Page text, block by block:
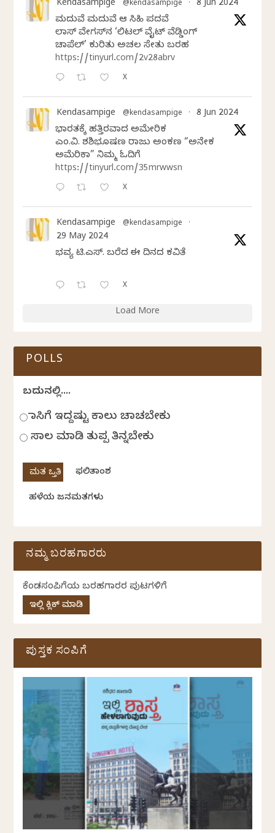
Kendasampige @kendasampige · 8 Jun 2024
ಮದುವೆ ಮದುವೆ ಆ ಸಿಹಿ ಪದವೆ
ಲಾಸ್‌ ವೇಗಸ್‌ನ ‘ಲಿಟಲ್ ವೈಟ್ ವೆಡ್ಡಿಂಗ್
ಚಾಪೆಲ್’ ಕುರಿತು ಅಚಲ ಸೇತು ಬರಹ
https://tinyurl.com/2v28abrv
X
Kendasampige @kendasampige · 8 Jun 2024
ಭಾರತಕ್ಕೆ ಹತ್ತಿರವಾದ ಅಮೇರಿಕ
ಎಂ.ವಿ. ಶಶಿಭೂಷಣ ರಾಜು ಅಂಕಣ “ಅನೇಕ
ಅಮೆರಿಕಾ” ನಿಮ್ಮ ಓದಿಗೆ
https://tinyurl.com/35mrwwsn
X
Kendasampige @kendasampige ·
29 May 2024
ಭವ್ಯ ಟಿ.ಎಸ್. ಬರೆದ ಈ ದಿನದ ಕವಿತೆ
X
Load More
POLLS
ಬದುಕಿನಲ್ಲಿ....
ಹಾಸಿಗೆ ಇದ್ದಷ್ಟು ಕಾಲು ಚಾಚಬೇಕು
ಸಾಲ ಮಾಡಿ ತುಪ್ಪ ತಿನ್ನಬೇಕು
ಫಲಿತಾಂಶ
ಹಳೆಯ ಜನಮತಗಳು
ನಮ್ಮ ಬರಹಗಾರರು
ಕೆಂಡಸಂಪಿಗೆಯ ಬರಹಗಾರರ ಪುಟಗಳಿಗೆ
ಇಲ್ಲಿ ಕ್ಲಿಕ್ ಮಾಡಿ
ಪುಸ್ತಕ ಸಂಪಿಗೆ